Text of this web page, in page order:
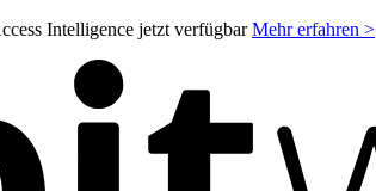
Intelligence jetzt verfügbarMehr erfahren >